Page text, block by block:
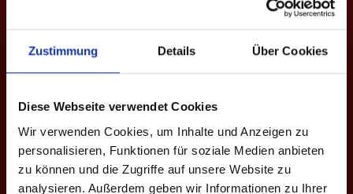
Zustimmung Details Über Cookies
Diese Webseite verwendet Cookies
Wir verwenden Cookies, um Inhalte und Anzeigen zu
personalisieren, Funktionen für soziale Medien anbieten
zu können und die Zugriffe auf unsere Website zu
analysieren. Außerdem geben wir Informationen zu Ihrer
Becker
10:9 | 10:8 |
10:8 | 10:3
48
E7 8 4 +5 58
16:13 | 9:10 |
10:8 | 10:8 |
50 -5
E8 10
Apostel
♀
4 +6 46
10:9 | 13:12 |
10:8 | 10:7
37